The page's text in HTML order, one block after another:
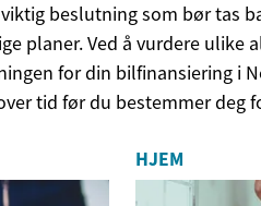
beslutning som bør tas
planer. Ved å vurdere ulike
for din bilfinansiering i
tid før du bestemmer deg
HJEM